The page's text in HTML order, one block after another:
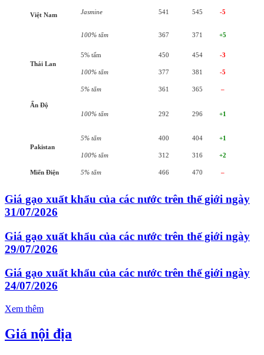
Việt Nam Jasmine 541 545 -5
100% tấm 367 371 +5
Thái Lan
5% tấm 450 454 -3
100% tấm 377 381 -5
Ấn Độ
5% tấm 361 365 –
100% tấm 292 296 +1
Pakistan
5% tấm 400 404 +1
100% tấm 312 316 +2
Miến Điện 5% tấm 466 470 –
Giá gạo xuất khẩu của các nước trên thế giới ngày
31/07/2026
Giá gạo xuất khẩu của các nước trên thế giới ngày
29/07/2026
Giá gạo xuất khẩu của các nước trên thế giới ngày
24/07/2026
Xem thêm
Giá nội địa